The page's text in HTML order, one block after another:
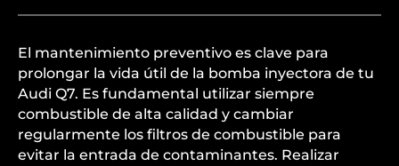
El mantenimiento preventivo es clave para
prolongar la vida útil de la bomba inyectora de tu
Audi Q7. Es fundamental utilizar siempre
combustible de alta calidad y cambiar
regularmente los filtros de combustible para
evitar la entrada de contaminantes. Realizar